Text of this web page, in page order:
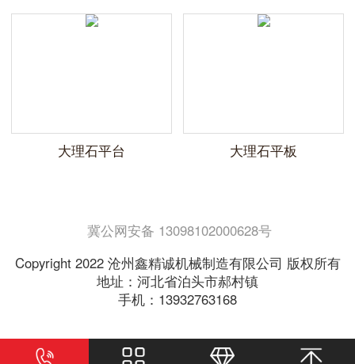
大理石平台 大理石平板
冀公网安备 13098102000628号
Copyright 2022 沧州鑫精诚机械制造有限公司 版权所有
地址：河北省泊头市郝村镇
手机：13932763168